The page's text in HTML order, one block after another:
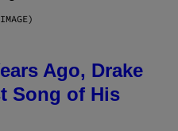
Ago, Drake
Song of His